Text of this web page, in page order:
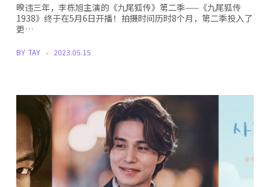
暌违三年，李栋旭主演的《九尾狐传》第二季——《九尾狐传
1938》终于在5月6日开播！拍摄时间历时8个月，第二季投入了
更…
BY TAY 2023.05.15